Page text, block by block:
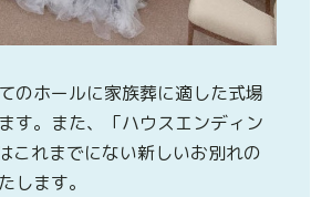
のホールに家族葬に適した式場
す。また、「ハウスエンディン
これまでにない新しいお別れの
します。